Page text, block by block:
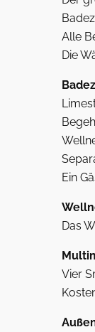
Alle
Die
Ein
Das
Vier